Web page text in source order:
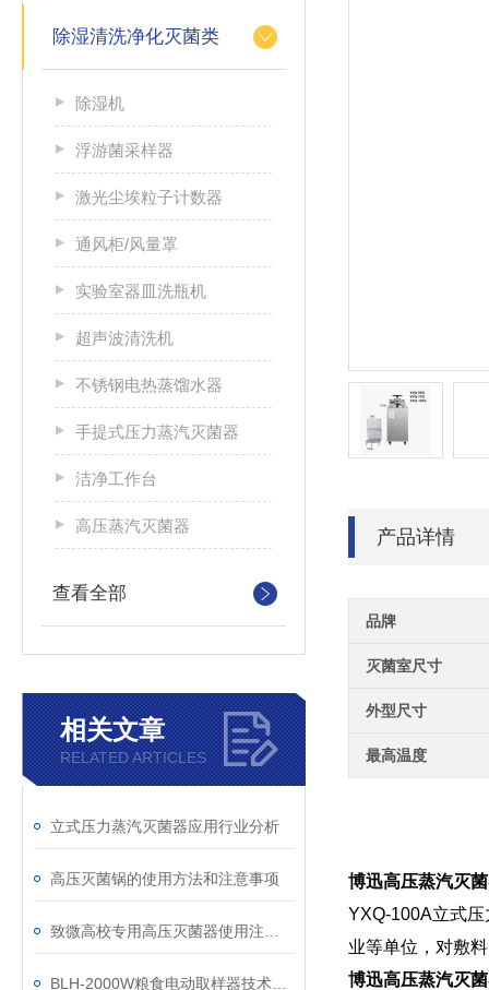
除湿清洗净化灭菌类
除湿机
浮游菌采样器
激光尘埃粒子计数器
通风柜/风量罩
实验室器皿洗瓶机
超声波清洗机
不锈钢电热蒸馏水器
手提式压力蒸汽灭菌器
洁净工作台
高压蒸汽灭菌器
查看全部
相关文章
RELATED ARTICLES
立式压力蒸汽灭菌器应用行业分析
高压灭菌锅的使用方法和注意事项
产品详情
品牌
灭菌室尺寸
外型尺寸
最高温度
博迅高压蒸汽灭
YXQ-100A立式
业等单位，对敷
博迅高压蒸汽灭